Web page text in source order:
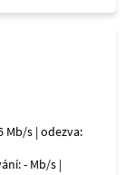
Mb/s | odezva:
- Mb/s |